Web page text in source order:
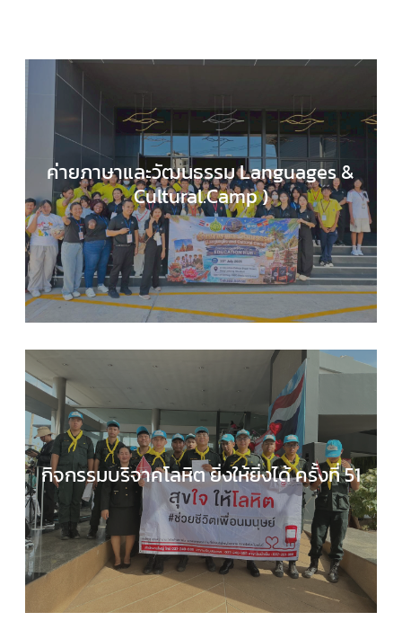
ค่ายภาษาและวัฒนธรรม Languages &
Cultural.Camp )
EDUCATION HUB, กลุ่มสาระการเรียนรู้ภาษาต่างปร
กิจกรรมของเรา , กิจกรรมนักเรียน, ข่าวประชาสัมพัน
กิจกรรมบริจาคโลหิต ยิ่งให้ยิ่งได้ ครั้งที่ 51
กลุ่มบริหารงานทั่วไป, กิจกรรมของเรา, กิจกรรมนักเ
, ข่าวประชาสัมพันธ์